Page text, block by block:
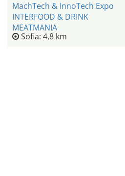
MachTech & InnoTech Expo
INTERFOOD & DRINK
MEATMANIA
Sofia: 4,8 km